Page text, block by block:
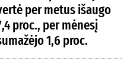
per metus išaugo
proc., per mėnesį
1,6 proc.